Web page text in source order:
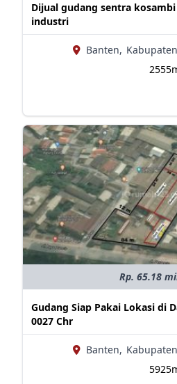
Dijual gudang sentra
industri
Banten,
Rp. 65.18
Gudang Siap Pakai Lokasi di
0027 Chr
Banten,